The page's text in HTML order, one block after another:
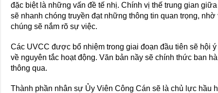
đặc biệt là những vấn đề tế nhị. Chính vị thế trung gian
sẽ nhanh chóng truyền đạt những thông tin quan trọng,
chúng sẽ nắm rõ sự việc.
Các UVCC được bổ nhiệm trong giai đoạn đầu tiên sẽ hội
về nguyên tắc hoạt động. Văn bản nầy sẽ chính thức ban
thông qua.
Thành phần nhân sự Ủy Viên Công Cán sẽ là chủ lực hầu